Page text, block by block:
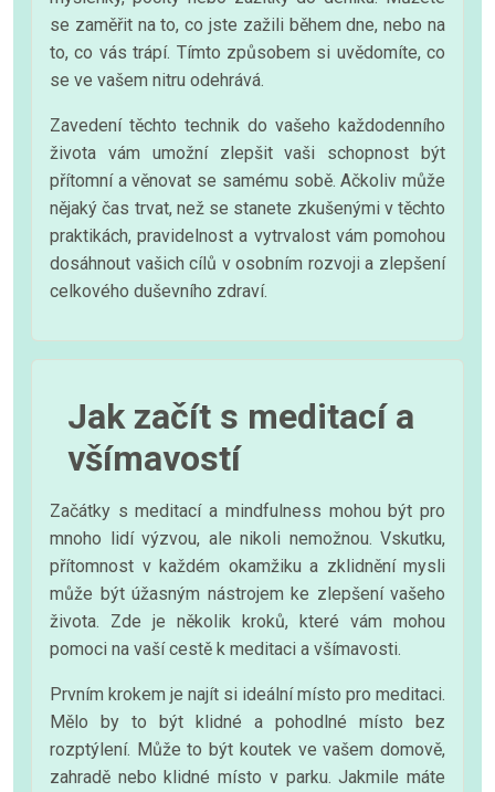
se zaměřit na to, co jste zažili během dne, nebo na
to, co vás trápí. Tímto způsobem si uvědomíte, co
se ve vašem nitru odehrává.
Zavedení těchto technik do vašeho každodenního
života vám umožní zlepšit vaši schopnost být
přítomní a věnovat se samému sobě. Ačkoliv může
nějaký čas trvat, než se stanete zkušenými v těchto
praktikách, pravidelnost a vytrvalost vám pomohou
dosáhnout vašich cílů v osobním rozvoji a zlepšení
celkového duševního zdraví.
Jak začít s meditací a
všímavostí
Začátky s meditací a mindfulness mohou být pro
mnoho lidí výzvou, ale nikoli nemožnou. Vskutku,
přítomnost v každém okamžiku a zklidnění mysli
může být úžasným nástrojem ke zlepšení vašeho
života. Zde je několik kroků, které vám mohou
pomoci na vaší cestě k meditaci a všímavosti.
Prvním krokem je najít si ideální místo pro meditaci.
Mělo by to být klidné a pohodlné místo bez
rozptýlení. Může to být koutek ve vašem domově,
zahradě nebo klidné místo v parku. Jakmile máte